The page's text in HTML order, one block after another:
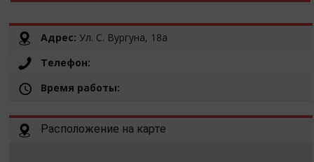
Адрес: Ул. С. Вургуна, 18а
Телефон:
Время работы:
Расположение на карте